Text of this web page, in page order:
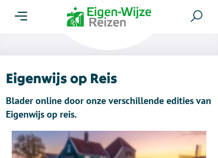
Eigenwijs op Reis
Blader online door onze verschillende edities van
Eigenwijs op reis.